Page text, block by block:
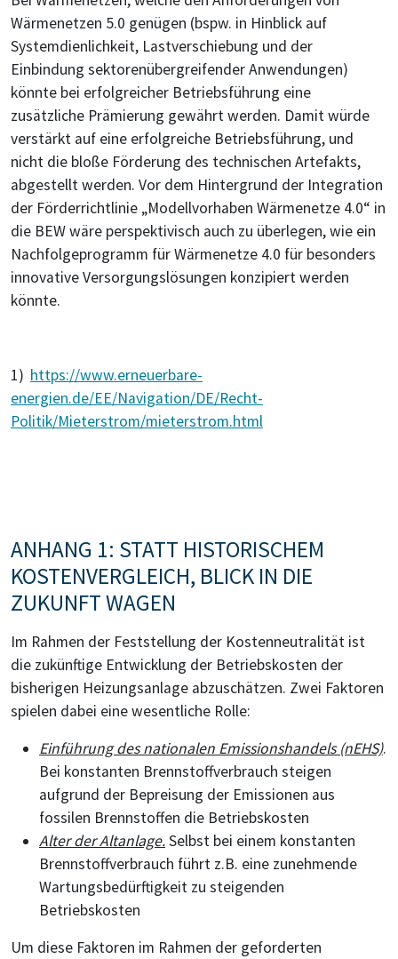
Wärmenetzen 5.0 genügen (bspw. in Hinblick auf
Systemdienlichkeit, Lastverschiebung und der
Einbindung sektorenübergreifender Anwendungen)
könnte bei erfolgreicher Betriebsführung eine
zusätzliche Prämierung gewährt werden. Damit würde
verstärkt auf eine erfolgreiche Betriebsführung, und
nicht die bloße Förderung des technischen Artefakts,
abgestellt werden. Vor dem Hintergrund der Integration
der Förderrichtlinie „Modellvorhaben Wärmenetze 4.0“ in
die BEW wäre perspektivisch auch zu überlegen, wie ein
Nachfolgeprogramm für Wärmenetze 4.0 für besonders
innovative Versorgungslösungen konzipiert werden
könnte.
1) https://www.erneuerbare-
energien.de/EE/Navigation/DE/Recht-
Politik/Mieterstrom/mieterstrom.html
ANHANG 1: STATT HISTORISCHEM
KOSTENVERGLEICH, BLICK IN DIE
ZUKUNFT WAGEN
Im Rahmen der Feststellung der Kostenneutralität ist
die zukünftige Entwicklung der Betriebskosten der
bisherigen Heizungsanlage abzuschätzen. Zwei Faktoren
spielen dabei eine wesentliche Rolle:
Einführung des nationalen Emissionshandels (nEHS).
Bei konstanten Brennstoffverbrauch steigen
aufgrund der Bepreisung der Emissionen aus
fossilen Brennstoffen die Betriebskosten
Alter der Altanlage.Selbst bei einem konstanten
Brennstoffverbrauch führt z.B. eine zunehmende
Wartungsbedürftigkeit zu steigenden
Betriebskosten
Um diese Faktoren im Rahmen der geforderten